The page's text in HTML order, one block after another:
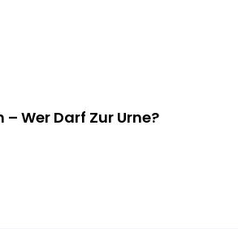
Wer Darf Zur Urne?